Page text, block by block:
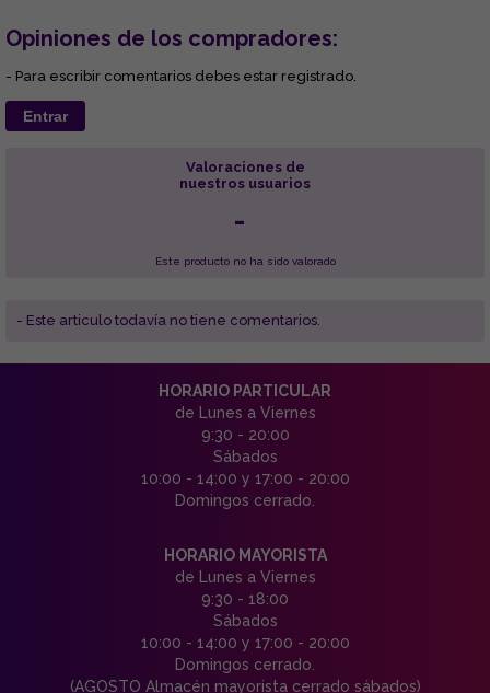
Opiniones de los compradores:
- Para escribir comentarios debes estar registrado.
Entrar
Valoraciones de
nuestros usuarios
-
Este producto no ha sido valorado
- Este articulo todavía no tiene comentarios.
HORARIO PARTICULAR
de Lunes a Viernes
9:30 - 20:00
Sábados
10:00 - 14:00 y 17:00 - 20:00
Domingos cerrado.
HORARIO MAYORISTA
de Lunes a Viernes
9:30 - 18:00
Sábados
10:00 - 14:00 y 17:00 - 20:00
Domingos cerrado.
(AGOSTO Almacén mayorista cerrado sábados)